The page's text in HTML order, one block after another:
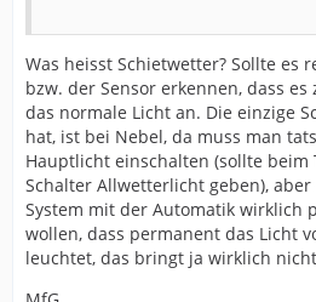
Was heisst Schietwetter? Sollte es
bzw. der Sensor erkennen, dass
das normale Licht an. Die einzige
hat, ist bei Nebel, da muss man
Hauptlicht einschalten (sollte beim
Schalter Allwetterlicht geben),
System mit der Automatik wirklich
wollen, dass permanent das Licht
leuchtet, das bringt ja wirklich